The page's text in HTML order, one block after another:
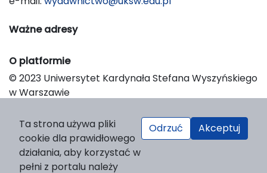
Ważne adresy
O platformie
© 2023 Uniwersytet Kardynała Stefana Wyszyńskiego
w Warszawie
Platform & Workflow by OJS/PKP
Ta strona używa pliki
cookie dla prawidłowego
działania, aby korzystać w
pełni z portalu należy
Odrzuć Akceptuj